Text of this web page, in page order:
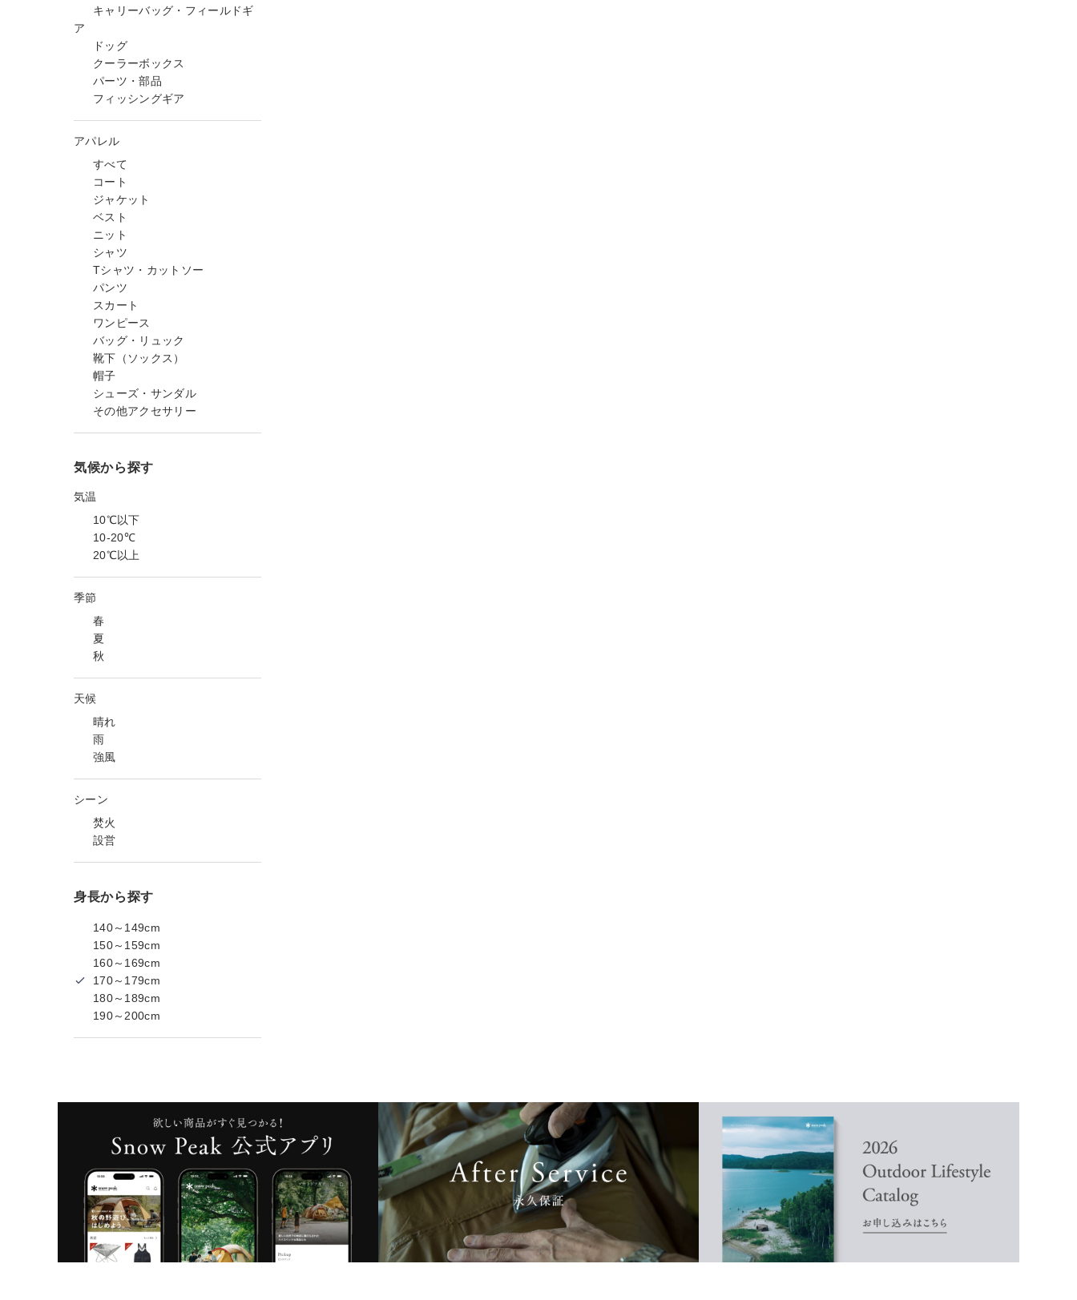
キャリーバッグ・フィールドギ
ア
ドッグ
クーラーボックス
パーツ・部品
フィッシングギア
アパレル
すべて
コート
ジャケット
ベスト
ニット
シャツ
Tシャツ・カットソー
パンツ
スカート
ワンピース
バッグ・リュック
靴下（ソックス）
帽子
シューズ・サンダル
その他アクセサリー
気候から探す
気温
10℃以下
10-20℃
20℃以上
季節
春
夏
秋
天候
晴れ
雨
強風
シーン
焚火
設営
身長から探す
140～149cm
150～159cm
160～169cm
170～179cm
180～189cm
190～200cm